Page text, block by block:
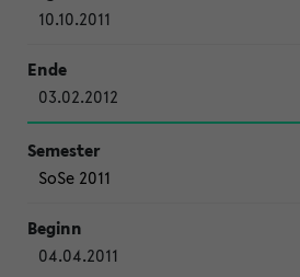
10.10.2011
03.02.2012
SoSe 2011
04.04.2011